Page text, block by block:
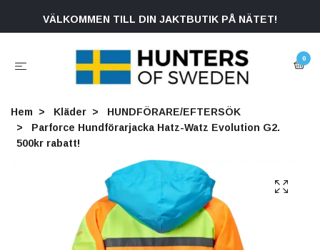
VÄLKOMMEN TILL DIN JAKTBUTIK PÅ NÄTET!
0
Hem Kläder
HUNDFÖRARE/EFTERSÖK
Parforce Hundförarjacka Hatz-Watz Evolution G2.
500kr rabatt!